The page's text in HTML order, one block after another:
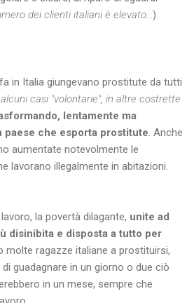
dei clienti italiani è elevato...)
in Italia giungevano prostitute da tutti
casi "volontarie", in altre costrette
lentamente ma
paese che esporta prostitute. Anche
aumentate notevolmente le
lavorano illegalmente in abitazioni.
la povertà dilagante, unite ad
disinibita e disposta a tutto per
molte ragazze italiane a prostituirsi,
guadagnare in un giorno o due ciò
in un mese, sempre che